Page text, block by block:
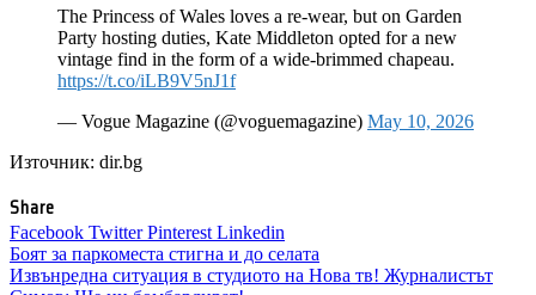
The Princess of Wales loves a re-wear, but on Garden
Party hosting duties, Kate Middleton opted for a new
vintage find in the form of a wide-brimmed chapeau.
https://t.co/iLB9V5nJ1f
— Vogue Magazine (@voguemagazine) May 10, 2026
Източник: dir.bg
Share
Facebook TwitterPinterest Linkedin
Навигация
Боят за паркоместа стигна и до селата
Извънредна ситуация в студиото на Нова тв! Журналистът